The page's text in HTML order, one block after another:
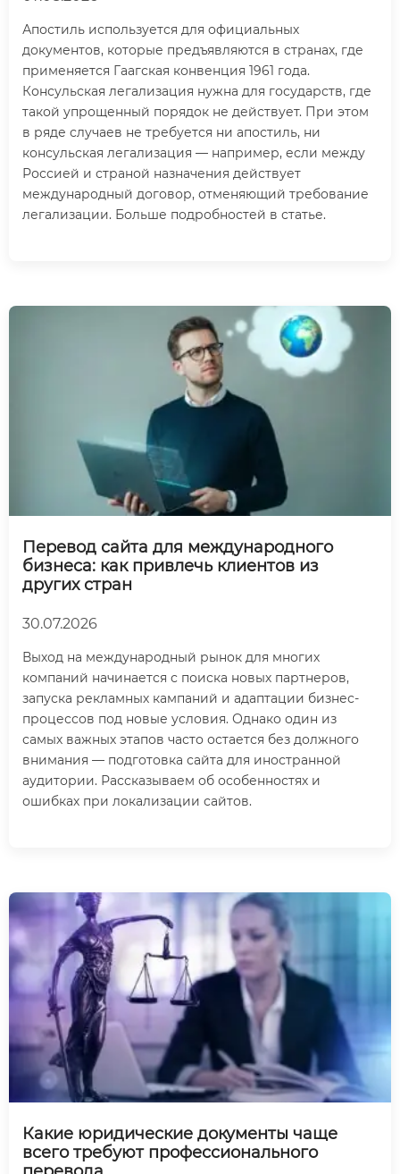
Апостиль используется для официальных
документов, которые предъявляются в странах, где
применяется Гаагская конвенция 1961 года.
Консульская легализация нужна для государств, где
такой упрощенный порядок не действует. При этом
в ряде случаев не требуется ни апостиль, ни
консульская легализация — например, если между
Россией и страной назначения действует
международный договор, отменяющий требование
легализации. Больше подробностей в статье.
Перевод сайта для международного
бизнеса: как привлечь клиентов из
других стран
30.07.2026
Выход на международный рынок для многих
компаний начинается с поиска новых партнеров,
запуска рекламных кампаний и адаптации бизнес-
процессов под новые условия. Однако один из
самых важных этапов часто остается без должного
внимания — подготовка сайта для иностранной
аудитории. Рассказываем об особенностях и
ошибках при локализации сайтов.
Какие юридические документы чаще
всего требуют профессионального